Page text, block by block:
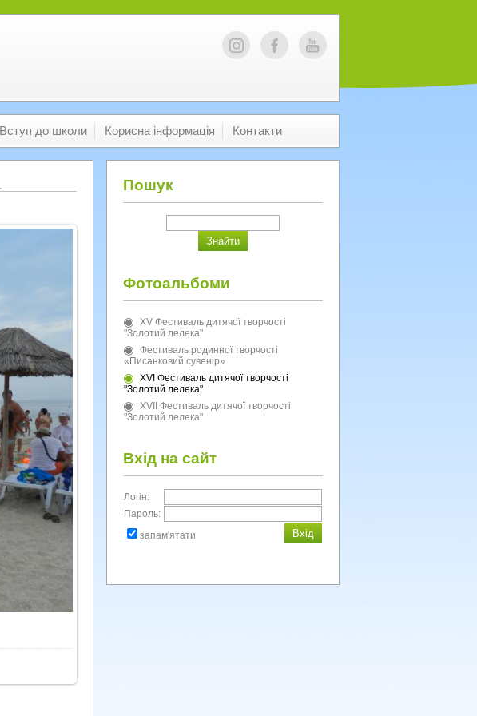
Вступ до школи Корисна інформація Контакти
Пошук
Фотоальбоми
XV Фестиваль дитячої творчості
"Золотий лелека"
Фестиваль родинної творчості
«Писанковий сувенір»
XVI Фестиваль дитячої творчості
"Золотий лелека"
XVII Фестиваль дитячої творчості
"Золотий лелека"
Вхід на сайт
Логін:
Пароль:
запам'ятати